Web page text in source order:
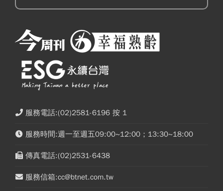
服務電話:(02)2581-6196 按 1
服務時間:週一至週五09:00~12:00；13:30~18:00
傳真電話:(02)2531-6438
服務信箱:cc@btnet.com.tw